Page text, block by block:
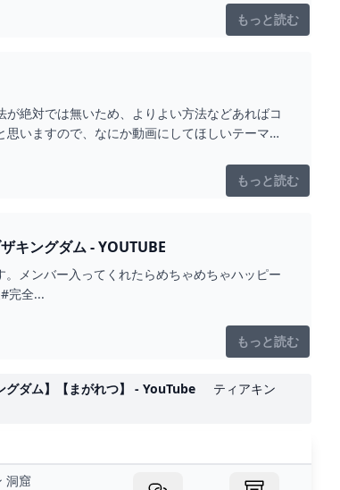
もっと読む
絶対では無いため、よりよい方法などあればコ
いますので、なにか動画にしてほしいテーマが
もっと読む
キングダム - YOUTUBE
メンバー入ってくれたらめちゃめちゃハッピー
join#vtuber #初見さん歓迎#完全...
もっと読む
グダム】【まがれつ】 - YouTube
ティアキン
洞窟